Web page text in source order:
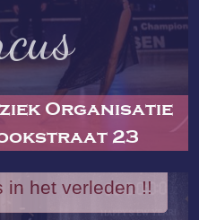
Organisatie
23
in het verleden !!